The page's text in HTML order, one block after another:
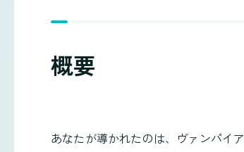
概要
あなたが導かれたのは、ヴァンパイ